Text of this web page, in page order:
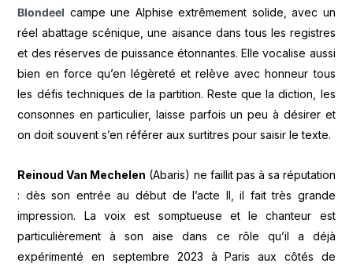
Blondeel campe une Alphise extrêmement solide, avec un
réel abattage scénique, une aisance dans tous les registres
et des réserves de puissance étonnantes. Elle vocalise aussi
bien en force qu’en légèreté et relève avec honneur tous
les défis techniques de la partition. Reste que la diction, les
consonnes en particulier, laisse parfois un peu à désirer et
on doit souvent s’en référer aux surtitres pour saisir le texte.
Reinoud Van Mechelen (Abaris) ne faillit pas à sa réputation
: dès son entrée au début de l’acte II, il fait très grande
impression. La voix est somptueuse et le chanteur est
particulièrement à son aise dans ce rôle qu’il a déjà
expérimenté en septembre 2023 à Paris aux côtés de